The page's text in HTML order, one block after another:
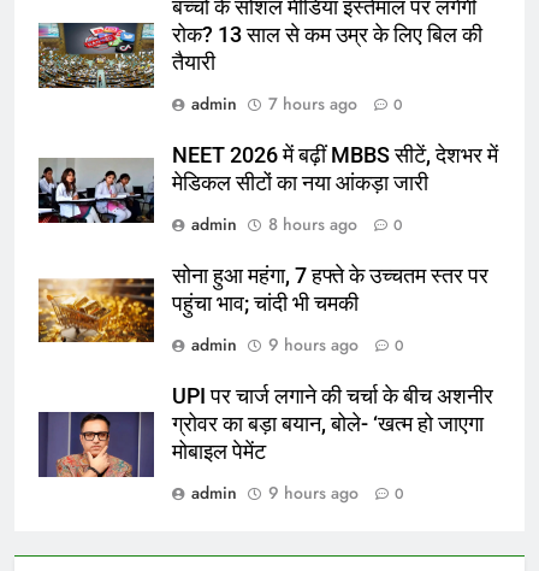
बच्चों के सोशल मीडिया इस्तेमाल पर लगेगी
रोक? 13 साल से कम उम्र के लिए बिल की
तैयारी
admin
7 hours ago 0
NEET 2026 में बढ़ीं MBBS सीटें, देशभर में
मेडिकल सीटों का नया आंकड़ा जारी
admin
8 hours ago 0
सोना हुआ महंगा, 7 हफ्ते के उच्चतम स्तर पर
पहुंचा भाव; चांदी भी चमकी
admin
9 hours ago 0
UPI पर चार्ज लगाने की चर्चा के बीच अशनीर
ग्रोवर का बड़ा बयान, बोले- ‘खत्म हो जाएगा
मोबाइल पेमेंट
admin
9 hours ago 0